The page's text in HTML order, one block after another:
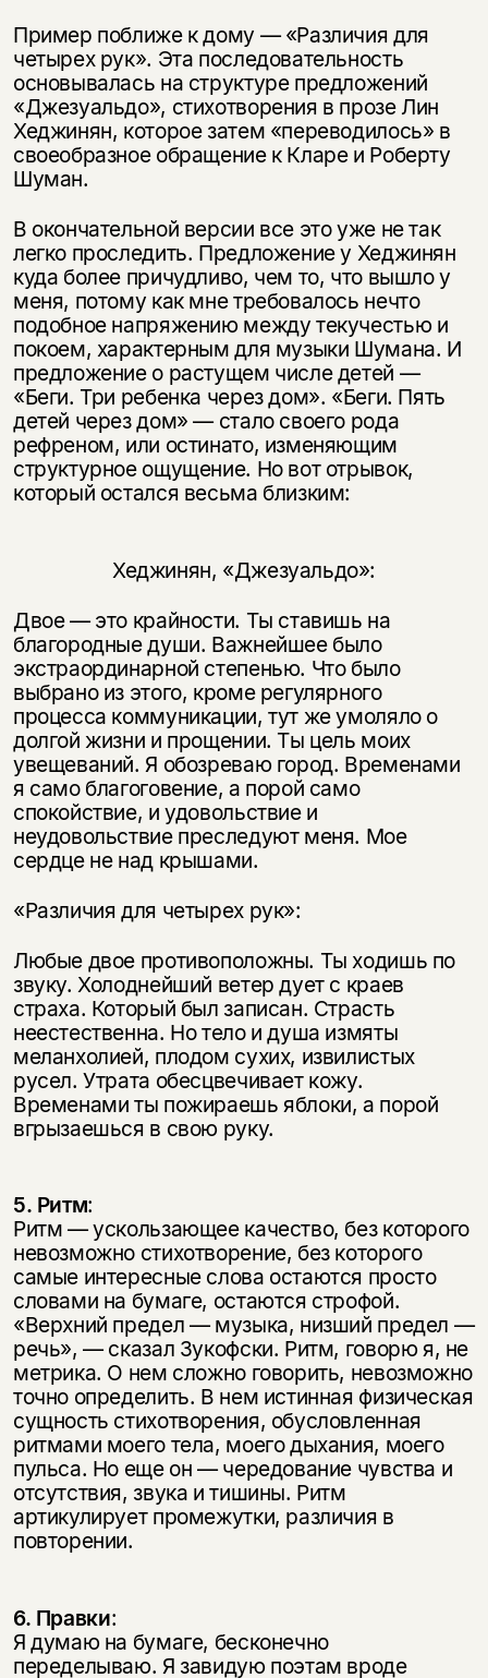
Пример поближе к дому — «Различия для
четырех рук». Эта последовательность
основывалась на структуре предложений
«Джезуальдо», стихотворения в прозе Лин
Хеджинян, которое затем «переводилось» в
своеобразное обращение к Кларе и Роберту
Шуман.
В окончательной версии все это уже не так
легко проследить. Предложение у Хеджинян
куда более причудливо, чем то, что вышло у
меня, потому как мне требовалось нечто
подобное напряжению между текучестью и
покоем, характерным для музыки Шумана. И
предложение о растущем числе детей —
«Беги. Три ребенка через дом». «Беги. Пять
детей через дом» — стало своего рода
рефреном, или остинато, изменяющим
структурное ощущение. Но вот отрывок,
который остался весьма близким:
Хеджинян, «Джезуальдо»:
Двое — это крайности. Ты ставишь на
благородные души. Важнейшее было
экстраординарной степенью. Что было
выбрано из этого, кроме регулярного
процесса коммуникации, тут же умоляло о
долгой жизни и прощении. Ты цель моих
увещеваний. Я обозреваю город. Временами
я само благоговение, а порой само
спокойствие, и удовольствие и
неудовольствие преследуют меня. Мое
сердце не над крышами.
«Различия для четырех рук»:
Любые двое противоположны. Ты ходишь по
звуку. Холоднейший ветер дует с краев
страха. Который был записан. Страсть
неестественна. Но тело и душа измяты
меланхолией, плодом сухих, извилистых
русел. Утрата обесцвечивает кожу.
Временами ты пожираешь яблоки, а порой
вгрызаешься в свою руку.
5. Ритм:
Ритм — ускользающее качество, без которого
невозможно стихотворение, без которого
самые интересные слова остаются просто
словами на бумаге, остаются строфой.
«Верхний предел — музыка, низший предел —
речь», — сказал Зукофски. Ритм, говорю я, не
метрика. О нем сложно говорить, невозможно
точно определить. В нем истинная физическая
сущность стихотворения, обусловленная
ритмами моего тела, моего дыхания, моего
пульса. Но еще он — чередование чувства и
отсутствия, звука и тишины. Ритм
артикулирует промежутки, различия в
повторении.
6. Правки:
Я думаю на бумаге, бесконечно
переделываю. Я завидую поэтам вроде